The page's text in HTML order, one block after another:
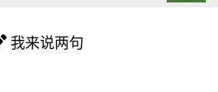
我来说两句